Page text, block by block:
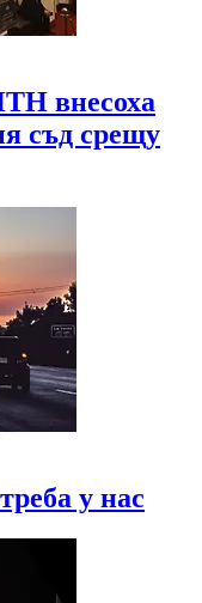
внесоха
съд срещу
у нас